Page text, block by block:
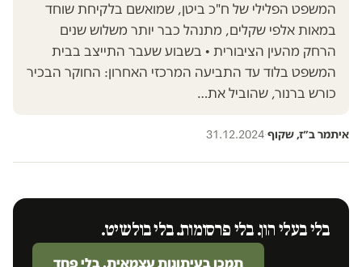
המשפט הפלילי של ח"כ ביטן, שמואשם בלקיחת שוחד
במאות אלפי שקלים, מתנהל כבר יותר משלוש שנים
הרחק מהעין הציבורית • בשבוע שעבר התייצב בבית
המשפט בלוד עד התביעה המרכזי האחרון: החוקר הבכיר
כורש ברנור, שהוביל את…
איתמר ב״ז, שקוף·
31.12.2024
בלי בעלי הון. בלי פרסומות. בלי בולשיט.
תמכו בעיתונות עצמאית. בלי פחד